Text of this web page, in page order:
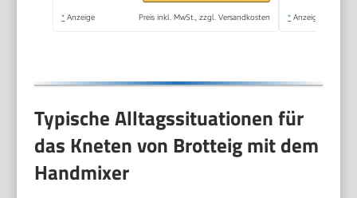
* Anzeige Preis inkl. MwSt., zzgl. Versandkosten * Anzeige
Typische Alltagssituationen für
das Kneten von Brotteig mit dem
Handmixer